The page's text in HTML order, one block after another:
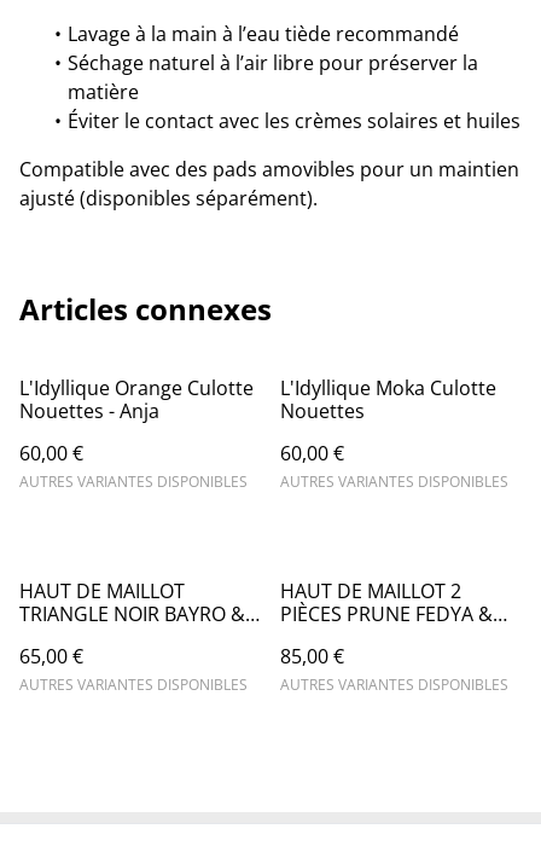
Lavage à la main à l’eau tiède recommandé
Séchage naturel à l’air libre pour préserver la
matière
Éviter le contact avec les crèmes solaires et huiles
Compatible avec des pads amovibles pour un maintien
ajusté (disponibles séparément).
Articles connexes
L'Idyllique Orange Culotte
Nouettes - Anja
60,00 €
AUTRES VARIANTES DISPONIBLES
L'Idyllique Moka Culotte
Nouettes
60,00 €
AUTRES VARIANTES DISPONIBLES
HAUT DE MAILLOT
TRIANGLE NOIR BAYRO &
65,00 €
AUTRES VARIANTES DISPONIBLES
HAUT DE MAILLOT 2
PIÈCES PRUNE FEDYA &
85,00 €
AUTRES VARIANTES DISPONIBLES